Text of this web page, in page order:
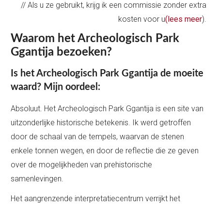
// Als u ze gebruikt, krijg ik een commissie zonder extra
kosten voor u(lees meer).
Waarom het Archeologisch Park
Ggantija bezoeken?
Is het Archeologisch Park Ggantija de moeite
waard? Mijn oordeel:
Absoluut. Het Archeologisch Park Ggantija is een site van
uitzonderlijke historische betekenis. Ik werd getroffen
door de schaal van de tempels, waarvan de stenen
enkele tonnen wegen, en door de reflectie die ze geven
over de mogelijkheden van prehistorische
samenlevingen.
Het aangrenzende interpretatiecentrum verrijkt het